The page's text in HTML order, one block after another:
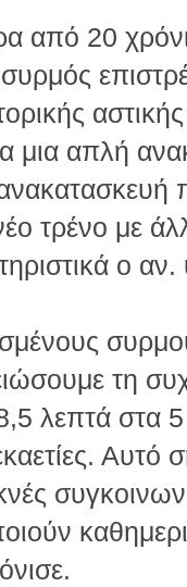
από 20
μια απλή
τρένο με
ο
τη
λεπτά στα
Αυτό